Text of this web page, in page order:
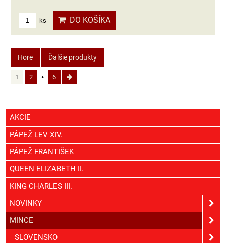
ks DO KOŠÍKA
Hore Ďalšie produkty
1 2 6
AKCIE
PÁPEŽ LEV XIV.
PÁPEŽ FRANTIŠEK
QUEEN ELIZABETH II.
KING CHARLES III.
NOVINKY
MINCE
SLOVENSKO